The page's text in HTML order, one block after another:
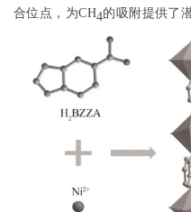
合位点，为CH4的吸附提供了